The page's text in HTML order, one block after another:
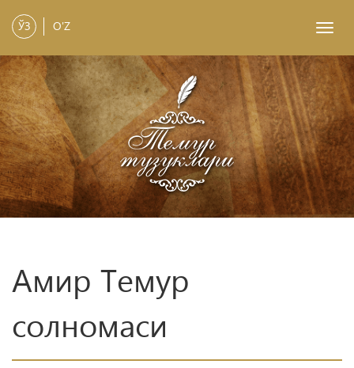
ЎЗ O'Z
Амир Темур
солномаси